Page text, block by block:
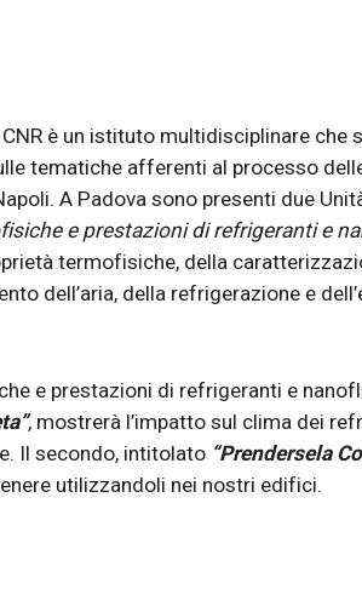
è un istituto multidisciplinare che
tematiche afferenti al processo
A Padova sono presenti due
e prestazioni di refrigeranti e
termofisiche, della
dell’aria, della refrigerazione e
e prestazioni di refrigeranti e
, mostrerà l’impatto sul clima dei
Il secondo, intitolato “Prendersela
utilizzandoli nei nostri edifici.